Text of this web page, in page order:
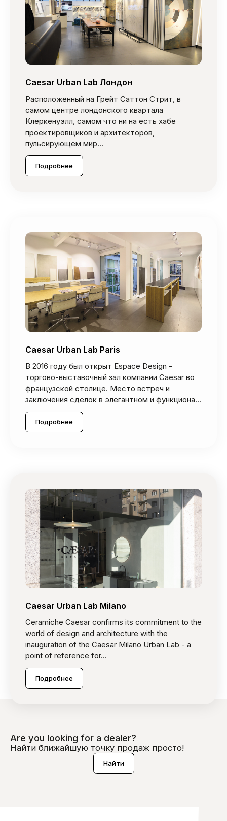
Caesar Urban Lab Лондон
Расположенный на Грейт Саттон Стрит, в
самом центре лондонского квартала
Клеркенуэлл, самом что ни на есть хабе
проектировщиков и архитекторов,
пульсирующем мир...
Подробнее
Caesar Urban Lab Paris
В 2016 году был открыт Espace Design -
торгово-выставочный зал компании Caesar во
французской столице. Место встреч и
заключения сделок в элегантном и функциона...
Подробнее
Caesar Urban Lab Milano
Ceramiche Caesar confirms its commitment to the
world of design and architecture with the
inauguration of the Caesar Milano Urban Lab - a
point of reference for...
Подробнее
Are you looking for a dealer?
Найти ближайшую точку продаж просто!
Найти